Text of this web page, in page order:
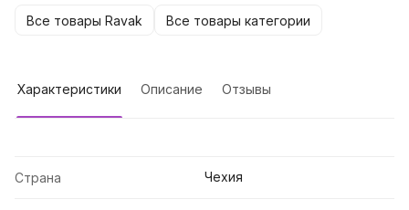
Все товары Ravak Все товары категории
Характеристики Описание Отзывы
Страна Чехия